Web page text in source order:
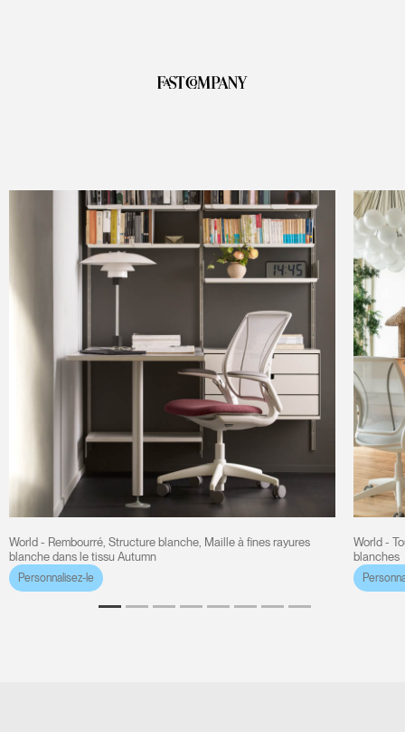
VALIDER
SIGN IN WITH SSO
Mot de passe oublié
référence ?
ENTRER
World - Rembourré, Structure blanche, Maille à fines rayures
blanche dans le tissu Autumn
Personnalisez-le
World -
blanches